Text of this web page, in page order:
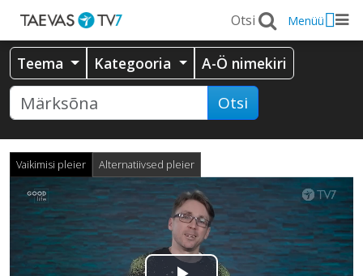
Menüü
Teema Kategooria A-Ö nimekiri
Otsi
Vaikimisi pleier Alternatiivsed pleier